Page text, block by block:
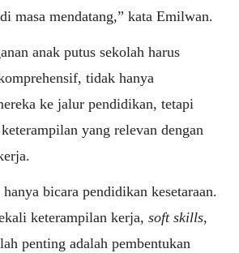
masa mendatang,” kata Emilwan.
anak putus sekolah harus
tidak hanya
ke jalur pendidikan, tetapi
yang relevan dengan
bicara pendidikan kesetaraan.
keterampilan kerja, soft skills,
penting adalah pembentukan